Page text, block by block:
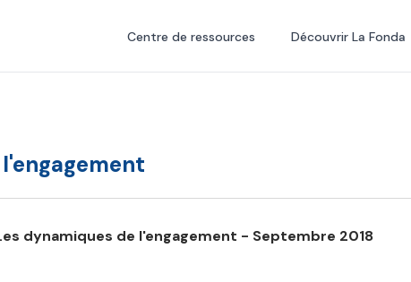
Centre de ressources Découvrir La Fonda
dynamiques de l'engagement - Septembre 2018